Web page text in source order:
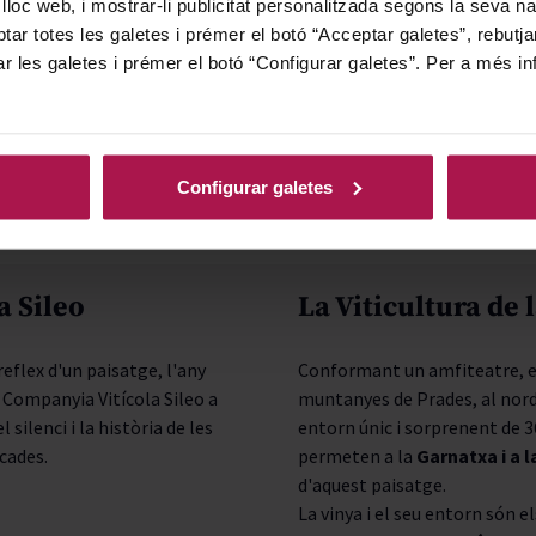
web, i mostrar-li publicitat personalitzada segons la seva
totes les galetes i prémer el botó “Acceptar galetes”,
les galetes i prémer el botó “Configurar galetes”. Per a més
Configurar galetes
Sileo
d'un paisatge, l'any
Vitícola Sileo a
silenci i la història de les
La Viticultura de
Conformant un amfiteatre,
muntanyes de Prades, al
entorn únic i sorprenent de
permeten a la Garnatxa i a
d'aquest paisatge.
La vinya i el seu entorn són